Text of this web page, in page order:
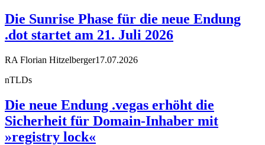
Die Sunrise Phase für die neue Endung
.dot startet am 21. Juli 2026
RA Florian Hitzelberger17.07.2026
nTLDs
Die neue Endung .vegas erhöht die
Sicherheit für Domain-Inhaber mit
»registry lock«